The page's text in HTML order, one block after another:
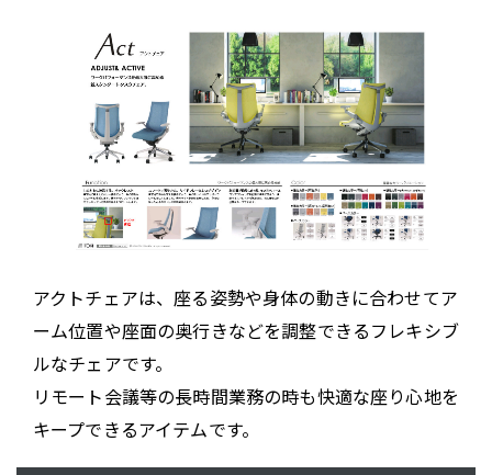
アクトチェアは、座る姿勢や身体の動きに合わせてア
ーム位置や座面の奥行きなどを調整できるフレキシブ
ルなチェアです。
リモート会議等の長時間業務の時も快適な座り心地を
キープできるアイテムです。